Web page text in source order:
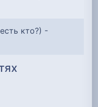
кто?) -